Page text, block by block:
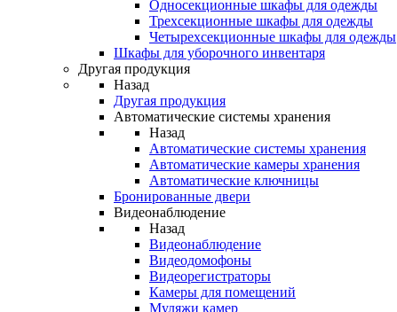
Односекционные шкафы для одежды
Трехсекционные шкафы для одежды
Четырехсекционные шкафы для одежды
Шкафы для уборочного инвентаря
Другая продукция
Назад
Другая продукция
Автоматические системы хранения
Назад
Автоматические системы хранения
Автоматические камеры хранения
Автоматические ключницы
Бронированные двери
Видеонаблюдение
Назад
Видеонаблюдение
Видеодомофоны
Видеорегистраторы
Камеры для помещений
Муляжи камер